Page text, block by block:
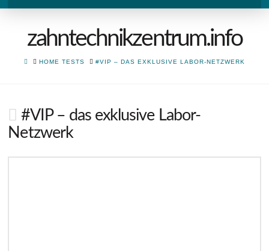
zahntechnikzentrum.info
HOMEHOME TESTS #VIP – DAS EXKLUSIVE LABOR-NETZWERK
#VIP – das exklusive Labor-
Netzwerk